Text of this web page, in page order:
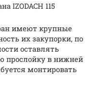
IZODACH 115
имеют крупные
их закупорки, по
оставлять
прослойку в нижней
монтировать